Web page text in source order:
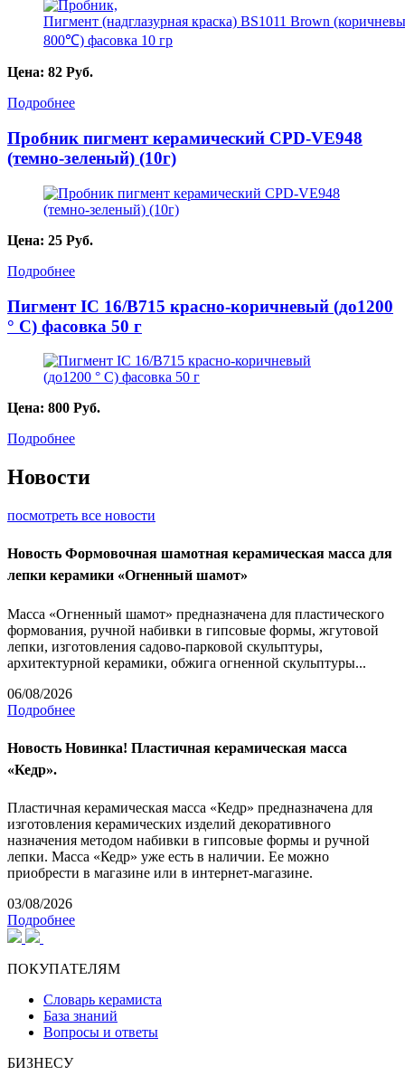
Цена: 82 Руб.
Подробнее
Пробник пигмент керамический CPD-VE948
(темно-зеленый) (10г)
Цена: 25 Руб.
Подробнее
Пигмент IC 16/B715 красно-коричневый (до1200
° С) фасовка 50 г
Цена: 800 Руб.
Подробнее
Новости
посмотреть все новости
Новость Формовочная шамотная керамическая масса для
лепки керамики «Огненный шамот»
Масса «Огненный шамот» предназначена для пластического
формования, ручной набивки в гипсовые формы, жгутовой
лепки, изготовления садово-парковой скульптуры,
архитектурной керамики, обжига огненной скульптуры...
06/08/2026
Подробнее
Новость Новинка! Пластичная керамическая масса
«Кедр».
Пластичная керамическая масса «Кедр» предназначена для
изготовления керамических изделий декоративного
назначения методом набивки в гипсовые формы и ручной
лепки. Масса «Кедр» уже есть в наличии. Ее можно
приобрести в магазине или в интернет-магазине.
03/08/2026
Подробнее
ПОКУПАТЕЛЯМ
Словарь керамиста
База знаний
Вопросы и ответы
БИЗНЕСУ